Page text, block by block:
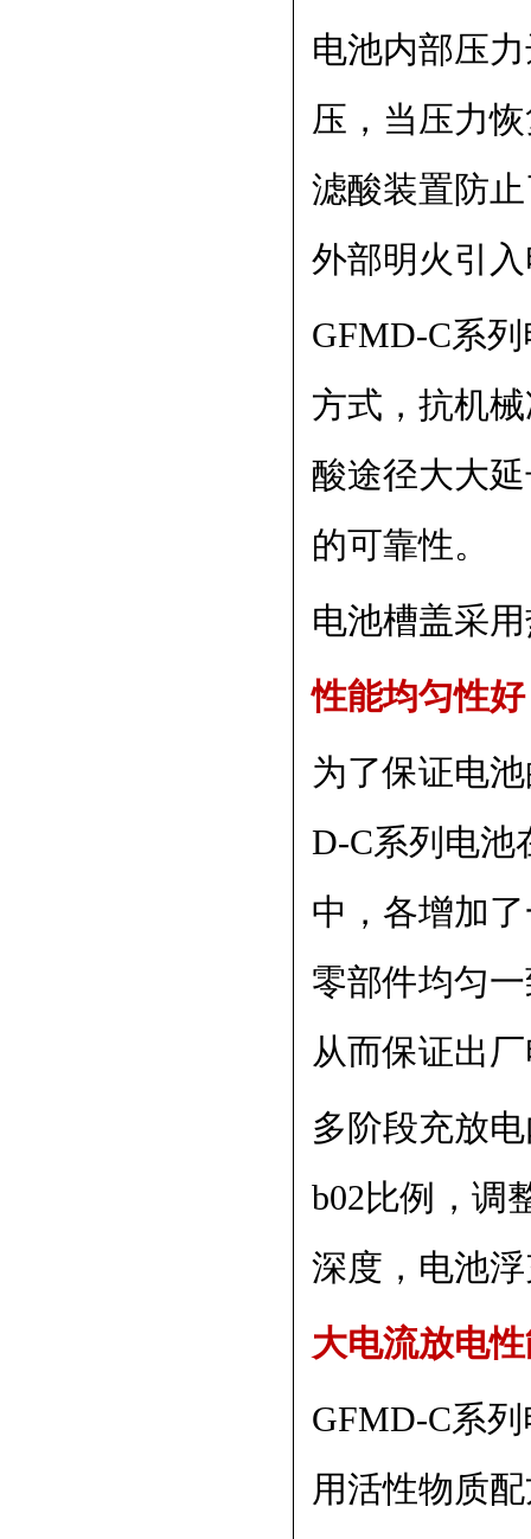
电池内部压
压，当压力
滤酸装置防
外部明火引
GFMD-C系
方式，抗机
酸途径大大
的可靠性。
电池槽盖采
性能均匀性
为了保证电
D-C系列电池
中，各增加
零部件均匀
从而保证出
多阶段充放
b02比例，调
深度，电池
大电流放电
GFMD-C系
用活性物质